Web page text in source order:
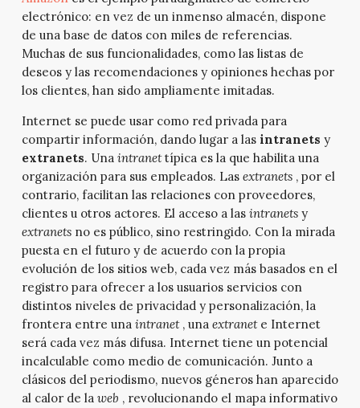
electrónico: en vez de un inmenso almacén, dispone
de una base de datos con miles de referencias.
Muchas de sus funcionalidades, como las listas de
deseos y las recomendaciones y opiniones hechas por
los clientes, han sido ampliamente imitadas.
Internet se puede usar como red privada para
compartir información, dando lugar a las intranets y
extranets. Una intranettípica es la que habilita una
organización para sus empleados. Las extranets , por el
contrario, facilitan las relaciones con proveedores,
clientes u otros actores. El acceso a las intranets y
extranets no es público, sino restringido. Con la mirada
puesta en el futuro y de acuerdo con la propia
evolución de los sitios web, cada vez más basados en el
registro para ofrecer a los usuarios servicios con
distintos niveles de privacidad y personalización, la
frontera entre una intranet , una extranet e Internet
será cada vez más difusa. Internet tiene un potencial
incalculable como medio de comunicación. Junto a
clásicos del periodismo, nuevos géneros han aparecido
al calor de la web , revolucionando el mapa informativo